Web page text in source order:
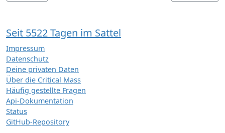
Seit 5522 Tagen im Sattel
Impressum
Datenschutz
Deine privaten Daten
Über die Critical Mass
Häufig gestellte Fragen
Api-Dokumentation
Status
GitHub-Repository